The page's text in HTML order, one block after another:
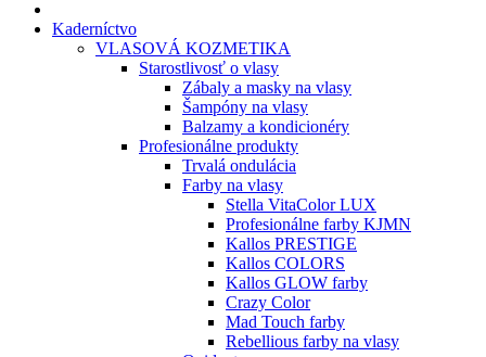
Kaderníctvo
VLASOVÁ KOZMETIKA
Starostlivosť o vlasy
Zábaly a masky na vlasy
Šampóny na vlasy
Balzamy a kondicionéry
Profesionálne produkty
Trvalá ondulácia
Farby na vlasy
Stella VitaColor LUX
Profesionálne farby KJMN
Kallos PRESTIGE
Kallos COLORS
Kallos GLOW farby
Crazy Color
Mad Touch farby
Rebellious farby na vlasy